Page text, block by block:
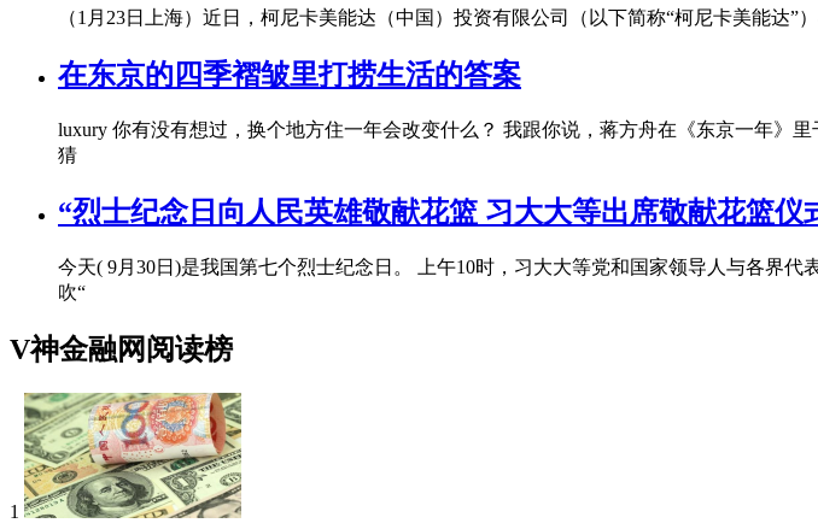
（1月23日上海）近日，柯尼卡美能达（中国）投资有限公司（以下简称“柯尼卡美能
在东京的四季褶皱里打捞生活的答案
luxury 你有没有想过，换个地方住一年会改变什么？ 我跟你说，蒋方舟在《东京一年》
猜
“烈士纪念日向人民英雄敬献花篮 习大大等出席敬献花篮仪
今天( 9月30日)是我国第七个烈士纪念日。 上午10时，习大大等党和国家领导人与各界
吹“
V神金融网阅读榜
1